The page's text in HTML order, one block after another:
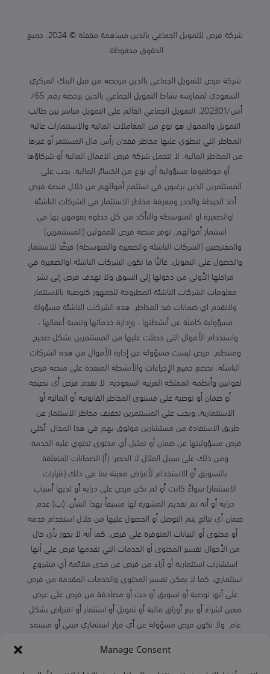
Manage Consent
شركة فرص للتمويل الجماعي بالدين مساهمة مقفلة © 2024. جميع
الحقوق محفوظة.
شركة فرص للتمويل الجماعي بالدين مرخصة من قبل البنك المركزي
السعودي لممارسة نشاط التمويل الجماعي بالدين برخصة رقم 65/
أش/202301. التمويل الجماعي القائم على التمويل مباشر بين طالب
التمويل والممول هو نوع من المعاملات المالية والاستثمارات عالية
المخاطر التي تنطوي عليها مخاطر فقدان رأس مال المستثمر أو غيرها
من المخاطر المالية. لا تتحمل شركة فرص الاعمال المالية أو شركاؤها
أو موظفوها مسؤولية أي نوع من الخسائر المالية. يجب على
المستثمرين الذين يرغبون في استثمار أموالهم من خلال منصة فرص
أخذ الحيطة والحذر ومعرفة مخاطر الاستثمار في الشركات الناشئة
اوالصغيرة او المتوسطة والتأكد من كل خطوة يقومون بها في
استثمار أموالهم. توفر منصة فرص للممولين (المستثمرين)
والمقترضين (الشركات الناشئة والصغيرة والمتوسطة) فرصًا للاستثمار
والحصول على التمويل. غالبًا ما تكون الشركات الناشئة اوالصغيرة في
مراحلها الأولى من دخولها إلى السوق ولا تهدف فرص إلى نشر
معلومات الشركات الناشئة المطروحة للجمهور كتوصية بالاستثمار
ولاتقدم اي ضمانات ضد المخاطر. هذه الشركات الناشئة مسؤولة
مسؤولية كاملة عن أنشطتها ، وإدارة خدماتها وتنمية أعمالها ،
واستخدام الأموال التي حصلت عليها من المستثمرين بشكل صحيح
ومنتظم. فرص ليست مسؤولة عن إدارة الأموال من هذه الشركات
الناشئة. تخضع جميع الإجراءات والأنشطة المنفذة على منصة فرص
لقوانين وأنظمة المملكة العربية السعودية. لا تقدم فرص أي نصيحة
أو ضمان أو توصية على مستوى المخاطر القانونية أو المالية أو
الاستثمارية، ويجب على المستثمرين تخفيف مخاطر الاستثمار عن
طريق الاستفادة من مستشارين موثوق بهم في هذا المجال. تُخلي
فرص مسؤوليتها عن ضمان أو تمثيل أي محتوى تحتوي عليه الخدمة.
ومن ذلك على سبيل المثال لا الحصر: (أ) الضمانات المتعلقة
بالتسويق أو الاستخدام لأغراض معينة بما في ذلك (قرارات
الاستثمار) سواءً كانت أو لم تكن فرص على دراية أو لديها أسباب
دراية أو أنه تم تقديم المشورة لها مسبقاً بهذا الشأن. (ب) عدم
ضمان أي نتائج يتم التوصل أو الحصول عليها من خلال استخدام خدمة
أو محتوى أو البيانات المتوفرة على فرص. كما أنه لا يجوز بأي حال
من الأحوال تفسير المحتوى أو الخدمات التي تقدمها فرص على أنها
استشارات استثمارية أو آراء من فرص عن مدى ملائمة أي مشروع
استثماري. كما لا يمكن تفسير المحتوى والخدمات المقدمة من فرص
على أنها توصية أو تسويق أو حث أو مصادقة من فرص على عرض
معين لشراء أو بيع أوراق مالية أو تمويل أو استثمار أو اقتراض بشكل
عام. ولا تكون فرص مسؤولة عن أي قرار استثماري مبني أو مستمد
كما أن المحتوى المتوفر على فرص هو فقط لأغراض معلوماتية، ولا
يمكن العمل أو الاعتماد عليه وحده دون مشورة قانونيه أو تجارية.